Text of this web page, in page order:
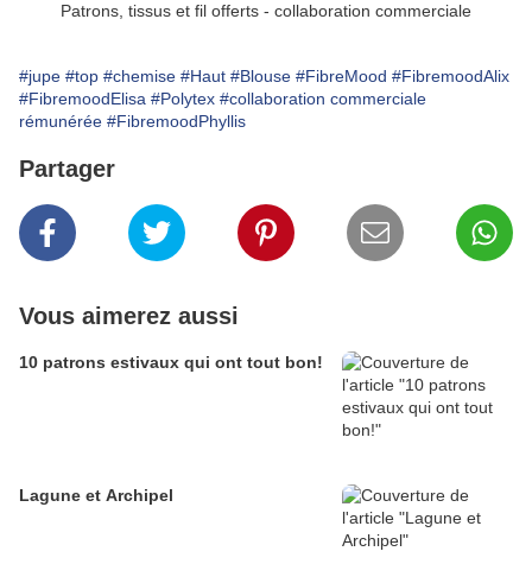
Patrons, tissus et fil offerts - collaboration commerciale
#jupe #top #chemise #Haut #Blouse #FibreMood #FibremoodAlix
#FibremoodElisa #Polytex #collaboration commerciale
rémunérée #FibremoodPhyllis
Partager
Vous aimerez aussi
10 patrons estivaux qui ont tout bon!
Lagune et Archipel